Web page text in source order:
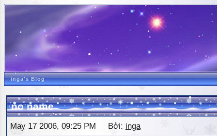
inga's Blog
no name
May 17 2006, 09:25 PM Bởi: inga